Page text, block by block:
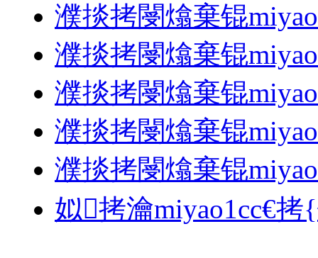
濮掞拷閿熻棄锟
濮掞拷閿熻棄锟
濮掞拷閿熻棄锟
濮掞拷閿熻棄锟
濮掞拷閿熻棄锟
姒拷瀹miyao1cc€拷